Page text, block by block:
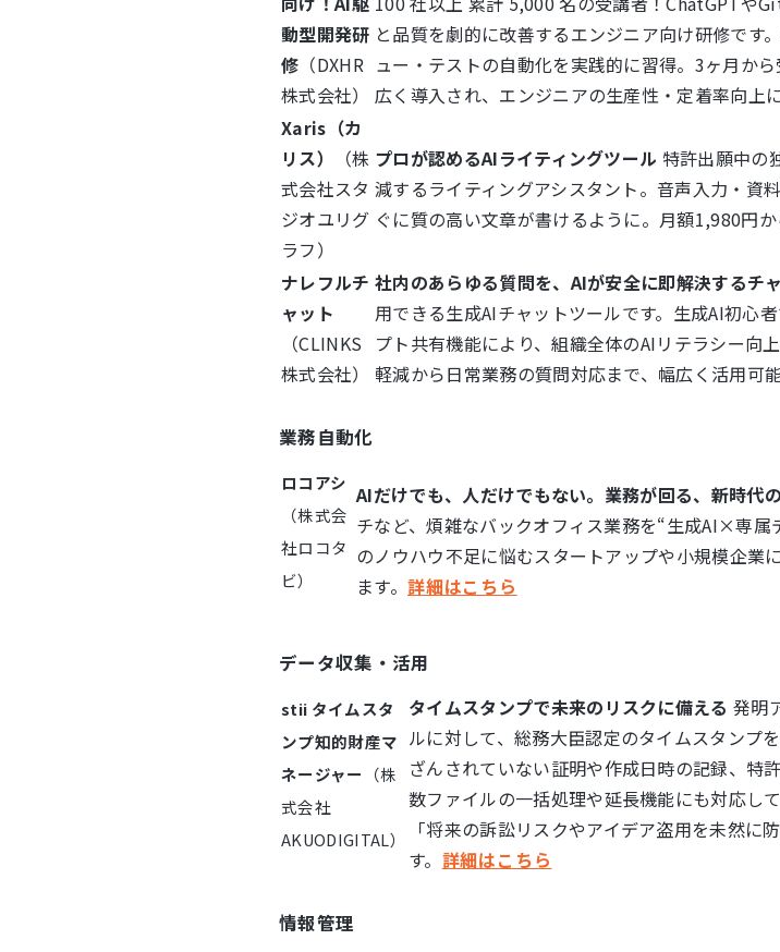
動型開発研
修 （DXHR
株式会社）
と品質を劇的に改善するエンジニア向け研修です
ュー・テストの自動化を実践的に習得。3ヶ月か
広く導入され、エンジニアの生産性・定着率向上
Xaris（カ
リス）
（株
式会社スタ
ジオユリグ
ラフ）
プロが認めるAIライティングツール 特許出願中の
減するライティングアシスタント。音声入力・資
ぐに質の高い文章が書けるように。月額1,980円か
ナレフルチ
ャット
（CLINKS
株式会社）
社内のあらゆる質問を、AIが安全に即解決するチ
用できる生成AIチャットツールです。生成AI初心
プト共有機能により、組織全体のAIリテラシー向
軽減から日常業務の質問対応まで、幅広く活用可
業務自動化
ロコアシ
（株式会
社ロコタ
ビ）
AIだけでも、人だけでもない。業務が回る、新時代
チなど、煩雑なバックオフィス業務を“生成AI×専
のノウハウ不足に悩むスタートアップや小規模企業
ます。 詳細はこちら
データ収集・活用
stii タイムスタ
ンプ知的財産マ
ネージャー
（株
式会社
AKUODIGITAL）
タイムスタンプで未来のリスクに備える 発明
ルに対して、総務大臣認定のタイムスタンプ
ざんされていない証明や作成日時の記録、特
数ファイルの一括処理や延長機能にも対応し
「将来の訴訟リスクやアイデア盗用を未然
す。 詳細はこちら
情報管理